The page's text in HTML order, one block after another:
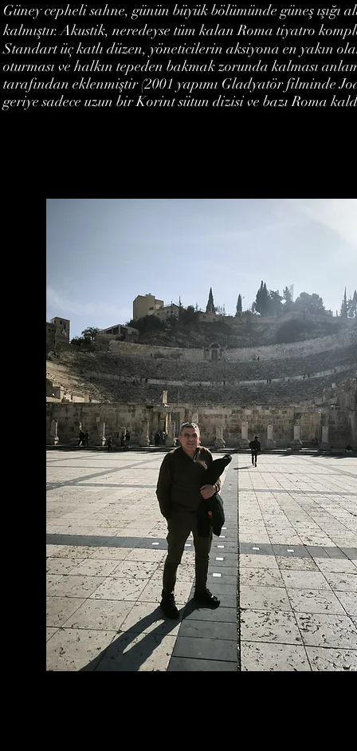
Güney cepheli sahne, günün büyük bölümünde güneş
kalmıştır. Akustik, neredeyse tüm kalan Roma tiyatro
Standart üç katlı düzen, yöneticilerin aksiyona en yakın
oturması ve halkın tepeden bakmak zorunda kalması
tarafından eklenmiştir (2001 yapımı Gladyatör filminde
geriye sadece uzun bir Korint sütun dizisi ve bazı Roma